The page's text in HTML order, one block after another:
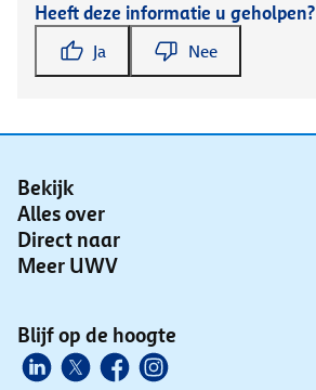
Heeft deze informatie u geholpen?
Ja Nee
Bekijk
Alles over
Direct naar
Meer UWV
Blijf op de hoogte